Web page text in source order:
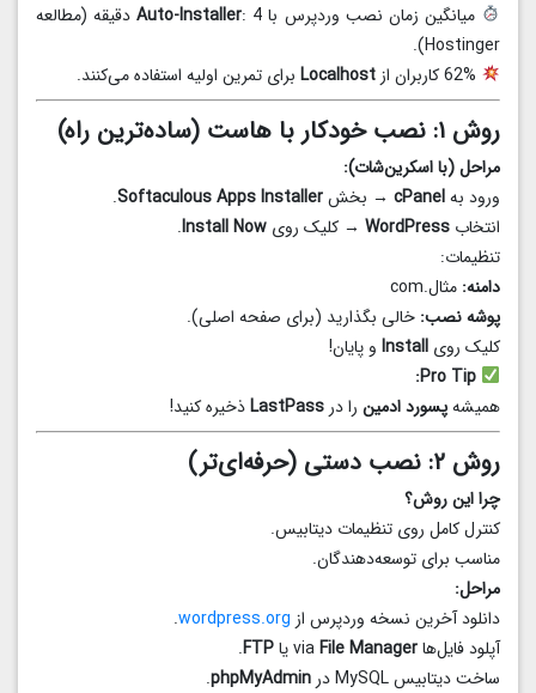
میانگین زمان نصب وردپرس با Auto-Installer: 4 دقیقه (مطالعه
Hostinger).
62% کاربران از
Localhostبرای تمرین اولیه استفاده می‌کنند.
روش ۱: نصب خودکار با هاست (ساده‌ترین راه)
مراحل (با اسکرین‌شات):
ورود بهcPanel→ بخشSoftaculous Apps Installer
.
انتخاب WordPress→ کلیک روی Install Now
.
تنظیمات:
دامنه:مثال.com
پوشه نصب:خالی بگذارید (برای صفحه اصلی).
کلیک روی Installو پایان!
Pro Tip:
همیشهپسورد ادمینرا در LastPassذخیره کنید!
روش ۲: نصب دستی (حرفه‌ای‌تر)
چرا این روش؟
کنترل کامل روی تنظیمات دیتابیس.
مناسب برای توسعه‌دهندگان.
مراحل:
دانلود آخرین نسخه وردپرس از wordpress.org
.
آپلود فایل‌ها viaFile Manager یاFTP
.
ساخت دیتابیس MySQL در
phpMyAdmin
.